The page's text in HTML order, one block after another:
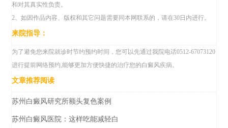
和对其真实性负责。
2、如因作品内容、版权和其它问题需要同本网联系的，请在30日内进行。
来院指导：
为了避免您来院就诊时节约预约时间，您可以先通过我院电话0512-67073120
进行提前网络预约,能够更加方便快捷的治疗您的白癜风疾病。
文章推荐阅读
苏州白癜风研究所额头复色案例
苏州白癜风医院：这样吃能减轻白